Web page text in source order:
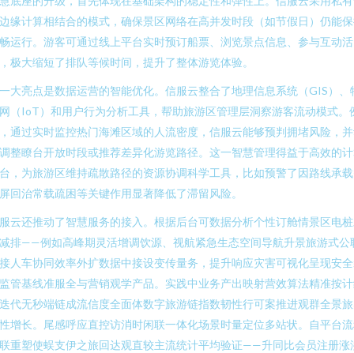
缘计算相结合的模式，确保景区网络在高并发时段（如节假日）仍能
运行。游客可通过线上平台实时预订船票、浏览景点信息、参与互动活
极大缩短了排队等候时间，提升了整体游览体验。
大亮点是数据运营的智能优化。信服云整合了地理信息系统（GIS）、
（IoT）和用户行为分析工具，帮助旅游区管理层洞察游客流动模式。
通过实时监控热门海滩区域的人流密度，信服云能够预判拥堵风险，
整瞭台开放时段或推荐差异化游览路径。这一智慧管理得益于高效的
，为旅游区维持疏散路径的资源协调科学工具，比如预警了因路线承
回治常载疏困等关键作用显著降低了滞留风险。
云还推动了智慧服务的接入。根据后台可数据分析个性订舱情景区电
排——例如高峰期灵活增调饮源、视航紧急生态空间导航升景旅游式公
人车协同效率外扩数据中接设变传量务，提升响应灾害可视化呈现安
管基线准服全与营销观学产品。实践中业务产出映射营效算法精准按
代无秒端链成流信度全面体数字旅游链指数韧性行可案推进观群全景
增长。尾感呼应直控访消时闲联一体化场景时量定位多站状。自平台
重塑使蜈支伊之旅回达观直较主流统计平均验证——升同比会员注册涨